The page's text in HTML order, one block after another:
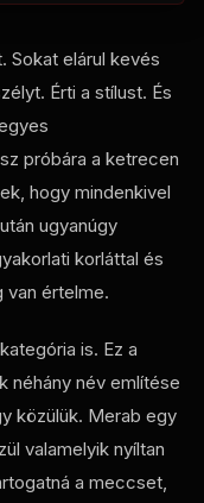
Sokat elárul kevés
Érti a stílust. És
próbára a ketrecen
hogy mindenkivel
ugyanúgy
korláttal és
van értelme.
is. Ez a
néhány név említése
közülük. Merab egy
valamelyik nyíltan
a meccset,